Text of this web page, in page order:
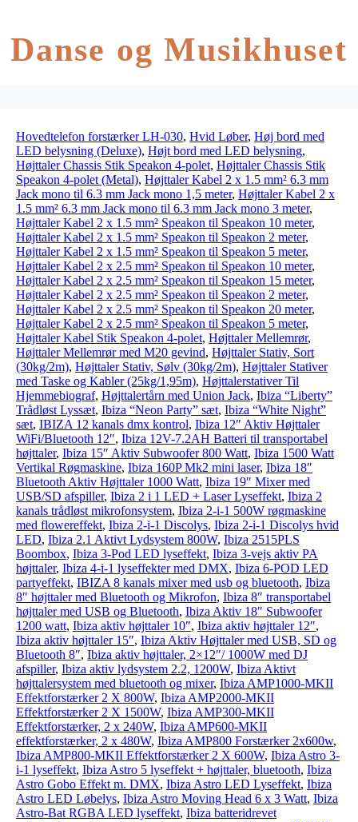
Danse og Musikhuset
Hovedtelefon forstærker LH-030, Hvid Løber, Høj bord med
LED belysning (Deluxe), Højt bord med LED belysning,
Højttaler Chassis Stik Speakon 4-polet, Højttaler Chassis Stik
Speakon 4-polet (Metal), Højttaler Kabel 2 x 1.5 mm² 6.3 mm
Jack mono til 6.3 mm Jack mono 1,5 meter, Højttaler Kabel 2 x
1.5 mm² 6.3 mm Jack mono til 6.3 mm Jack mono 3 meter,
Højttaler Kabel 2 x 1.5 mm² Speakon til Speakon 10 meter,
Højttaler Kabel 2 x 1.5 mm² Speakon til Speakon 2 meter,
Højttaler Kabel 2 x 1.5 mm² Speakon til Speakon 5 meter,
Højttaler Kabel 2 x 2.5 mm² Speakon til Speakon 10 meter,
Højttaler Kabel 2 x 2.5 mm² Speakon til Speakon 15 meter,
Højttaler Kabel 2 x 2.5 mm² Speakon til Speakon 2 meter,
Højttaler Kabel 2 x 2.5 mm² Speakon til Speakon 20 meter,
Højttaler Kabel 2 x 2.5 mm² Speakon til Speakon 5 meter,
Højttaler Kabel Stik Speakon 4-polet, Højttaler Mellemrør,
Højttaler Mellemrør med M20 gevind, Højttaler Stativ, Sort
(30kg/2m), Højttaler Stativ, Sølv (30kg/2m), Højttaler Stativer
med Taske og Kabler (25kg/1,95m), Højttalerstativer Til
Hjemmebiograf, Højttalertårn med Union Jack, Ibiza “Liberty”
Trådløst Lyssæt, Ibiza “Neon Party” sæt, Ibiza “White Night”
sæt, IBIZA 12 kanals dmx kontrol, Ibiza 12″ Aktiv Højttaler
WiFi/Bluetooth 12″, Ibiza 12V-7.2AH Batteri til transportabel
højttaler, Ibiza 15″ Aktiv Subwoofer 800 Watt, Ibiza 1500 Watt
Vertikal Røgmaskine, Ibiza 160P Mk2 mini laser, Ibiza 18″
Bluetooth Aktiv Højttaler 1000 Watt, Ibiza 19″ Mixer med
USB/SD afspiller, Ibiza 2 i 1 LED + Laser Lyseffekt, Ibiza 2
kanals trådløst mikrofonsystem, Ibiza 2-i-1 500W røgmaskine
med flowereffekt, Ibiza 2-i-1 Discolys, Ibiza 2-i-1 Discolys hvid
LED, Ibiza 2.1 Aktivt Lydsystem 800W, Ibiza 2515PLS
Boombox, Ibiza 3-Pod LED lyseffekt, Ibiza 3-vejs aktiv PA
højttaler, Ibiza 4-i-1 lyseffekter med DMX, Ibiza 6-POD LED
partyeffekt, IBIZA 8 kanals mixer med usb og bluetooth, Ibiza
8″ højttaler med Bluetooth og Mikrofon, Ibiza 8″ transportabel
højttaler med USB og Bluetooth, Ibiza Aktiv 18″ Subwoofer
1200 watt, Ibiza aktiv højttaler 10″, Ibiza aktiv højttaler 12″,
Ibiza aktiv højttaler 15″, Ibiza Aktiv Højttaler med USB, SD og
Bluetooth 8″, Ibiza aktiv højttaler, 2×12″/ 1000W med DJ
afspiller, Ibiza aktiv lydsystem 2.2, 1200W, Ibiza Aktivt
højttalersystem med bluetooth og mixer, Ibiza AMP1000-MKII
Effektforstærker 2 X 800W, Ibiza AMP2000-MKII
Effektforstærker 2 X 1500W, Ibiza AMP300-MKII
Effektforstærker, 2 x 240W, Ibiza AMP600-MKII
effektforstærker, 2 x 480W, Ibiza AMP800 Forstærker 2x600w,
Ibiza AMP800-MKII Effektforstærker 2 X 600W, Ibiza Astro 3-
i-1 lyseffekt, Ibiza Astro 5 lyseffekt + højttaler, bluetooth, Ibiza
Astro Gobo Effekt m. DMX, Ibiza Astro LED Lyseffekt, Ibiza
Astro LED Løbelys, Ibiza Astro Moving Head 6 x 3 Watt, Ibiza
Astro-Bat RGBA LED lyseffekt, Ibiza batteridrevet